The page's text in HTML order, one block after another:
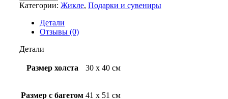
Категории: Жикле, Подарки и сувениры
Детали
Отзывы (0)
Детали
Размер холста 30 х 40 см
Размер с багетом 41 х 51 см